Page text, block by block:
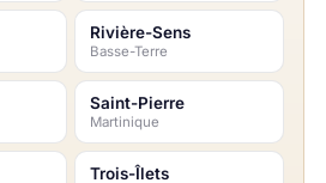
Rivière-Sens
Basse-Terre
Saint-Pierre
Martinique
Trois-Îlets